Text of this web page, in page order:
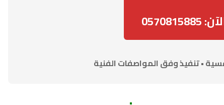
• تنفيذ وفق المواصفات الفنية